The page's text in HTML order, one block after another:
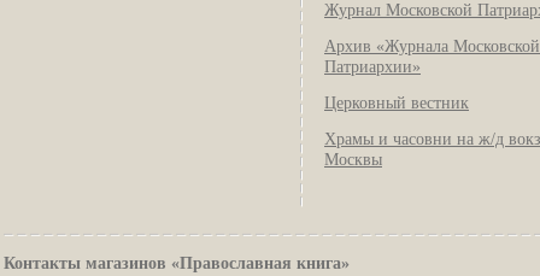
Журнал Московской
Архив «Журнала Московской
Патриархии»
Церковный вестник
Храмы и часовни на ж/д
Москвы
Контакты магазинов «Православная книга»